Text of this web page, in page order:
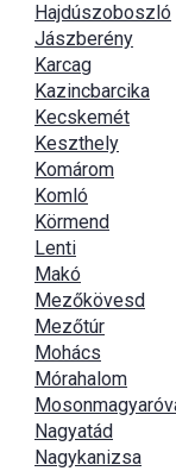
Hajdúszoboszló
Jászberény
Karcag
Kazincbarcika
Kecskemét
Keszthely
Komárom
Komló
Körmend
Lenti
Makó
Mezőkövesd
Mezőtúr
Mohács
Mórahalom
Nagyatád
Nagykanizsa